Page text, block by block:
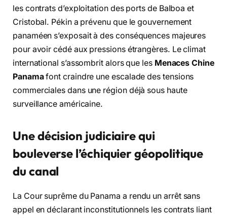
les contrats d’exploitation des ports de Balboa et
Cristobal. Pékin a prévenu que le gouvernement
panaméen s’exposait à des conséquences majeures
pour avoir cédé aux pressions étrangères. Le climat
international s’assombrit alors que les Menaces Chine
Panamafont craindre une escalade des tensions
commerciales dans une région déjà sous haute
surveillance américaine.
Une décision judiciaire qui
bouleverse l’échiquier géopolitique
du canal
La Cour suprême du Panama a rendu un arrêt sans
appel en déclarant inconstitutionnels les contrats liant